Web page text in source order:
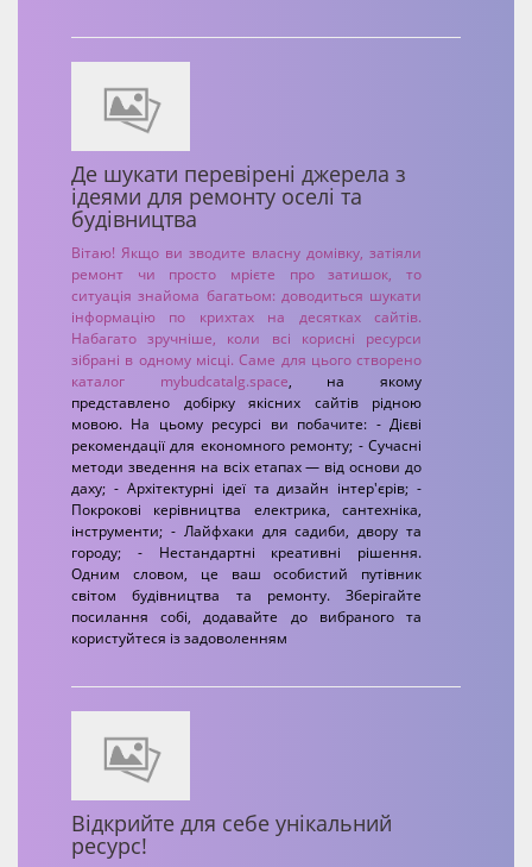
Де шукати перевірені джерела з
ідеями для ремонту оселі та
будівництва
Вітаю! Якщо ви зводите власну домівку, затіяли
ремонт чи просто мрієте про затишок, то
ситуація знайома багатьом: доводиться шукати
інформацію по крихтах на десятках сайтів.
Набагато зручніше, коли всі корисні ресурси
зібрані в одному місці. Саме для цього створено
каталог mybudcatalg.space, на якому
представлено добірку якісних сайтів рідною
мовою. На цьому ресурсі ви побачите: - Дієві
рекомендації для економного ремонту; - Сучасні
методи зведення на всіх етапах — від основи до
даху; - Архітектурні ідеї та дизайн інтер'єрів; -
Покрокові керівництва електрика, сантехніка,
інструменти; - Лайфхаки для садиби, двору та
городу; - Нестандартні креативні рішення.
Одним словом, це ваш особистий путівник
світом будівництва та ремонту. Зберігайте
посилання собі, додавайте до вибраного та
користуйтеся із задоволенням
Відкрийте для себе унікальний
ресурс!